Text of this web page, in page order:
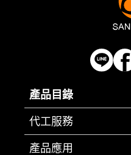
代工服務
產品應用
產品目錄